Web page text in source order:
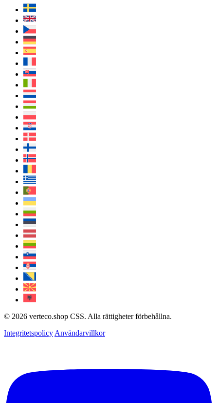
© 2026 verteco.shop CSS. Alla rättigheter förbehållna.
Integritetspolicy Användarvillkor